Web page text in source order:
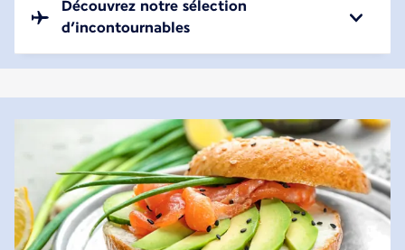
Découvrez notre sélection
d’incontournables